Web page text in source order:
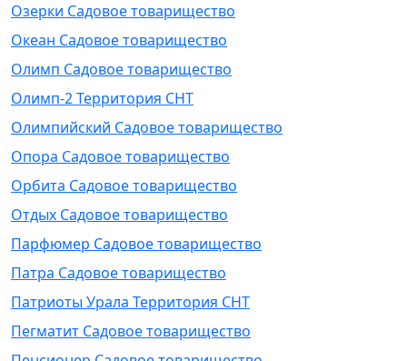
Озерки Садовое товарищество
Океан Садовое товарищество
Олимп Садовое товарищество
Олимп-2 Территория СНТ
Олимпийский Садовое товарищество
Опора Садовое товарищество
Орбита Садовое товарищество
Отдых Садовое товарищество
Парфюмер Садовое товарищество
Патра Садовое товарищество
Патриоты Урала Территория СНТ
Пегматит Садовое товарищество